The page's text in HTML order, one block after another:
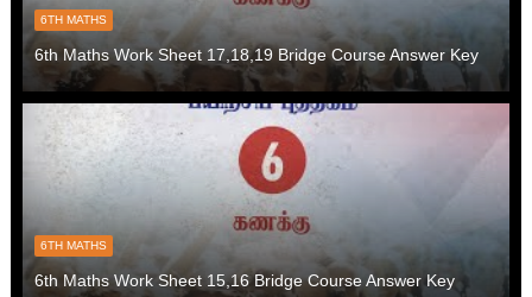
6TH MATHS
6th Maths Work Sheet 17,18,19 Bridge Course Answer Key
6TH MATHS
6th Maths Work Sheet 15,16 Bridge Course Answer Key